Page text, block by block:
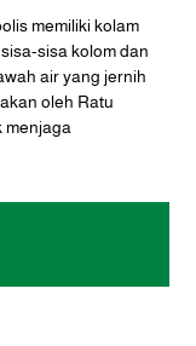
memiliki kolam
sisa kolom dan
air yang jernih
oleh Ratu
menjaga